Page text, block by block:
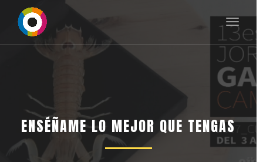
Toggle
ENSÉÑAME LO MEJOR QUE TENGAS